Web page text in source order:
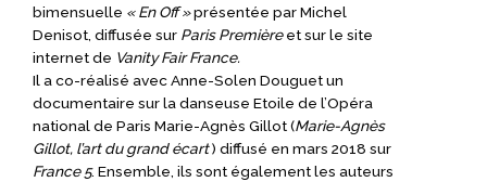
bimensuelle « En Off »présentée par Michel
Denisot, diffusée sur Paris Premièreet sur le site
internet de Vanity Fair France.
Il a co-réalisé avec Anne-Solen Douguet un
documentaire sur la danseuse Etoile de l’Opéra
national de Paris Marie-Agnès Gillot (Marie-Agnès
Gillot, l’art du grand écart) diffusé en mars 2018 sur
France 5. Ensemble, ils sont également les auteurs